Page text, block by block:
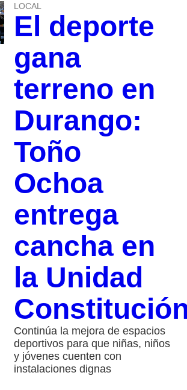
LOCAL
El deporte
gana
terreno en
Durango:
Toño
Ochoa
entrega
cancha en
la Unidad
Continúa la mejora de espacios
deportivos para que niñas, niños
y jóvenes cuenten con
instalaciones dignas